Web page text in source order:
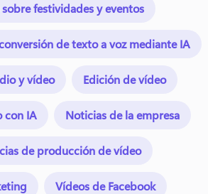
festividades y eventos
de texto a voz mediante IA
y vídeo Edición de vídeo
con IA Noticias de la empresa
de producción de vídeo
Vídeos de Facebook